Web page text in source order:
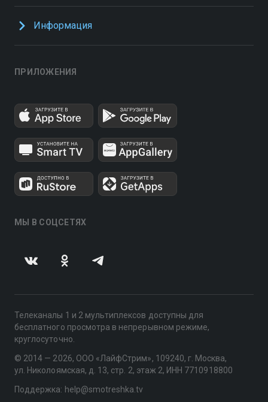
Информация
ПРИЛОЖЕНИЯ
МЫ В СОЦСЕТЯХ
Телеканалы 1 и 2 мультиплексов доступны для
бесплатного просмотра в непрерывном режиме,
круглосуточно.
© 2014 — 2026, ООО «ЛайфСтрим», 109240, г. Москва,
ул. Николоямская, д. 13, стр. 2, этаж 2, ИНН 7710918800
Поддержка: help@smotreshka.tv